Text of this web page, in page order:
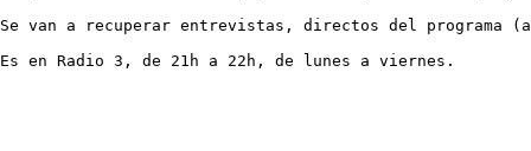
Se van a recuperar entrevistas, directos del
Es en Radio 3, de 21h a 22h, de lunes a viernes.